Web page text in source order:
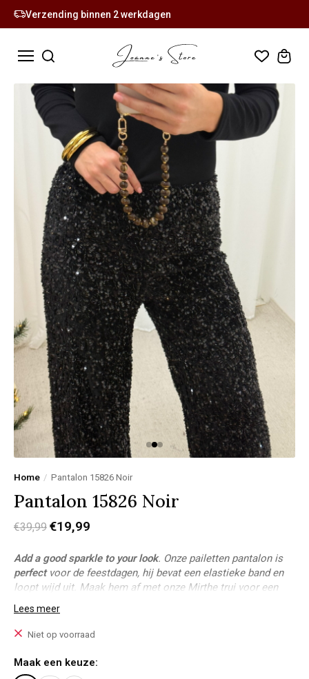
Verzending binnen 2 werkdagen
Home / Pantalon 15826 Noir
Pantalon 15826 Noir
€39,99 €19,99
Add a good sparkle to your look. Onze pailetten pantalon is
perfectvoor de feestdagen, hij bevat een elastieke band en
loopt wijd uit. Maak hem af met onze Mirthe trui voor een
comfy but classy look!
Lichaamslengte: 1,73m
Onderkant: 38
Te dragen tot een lengte van 1,77
Lees meer
Niet op voorraad
Maak een keuze: